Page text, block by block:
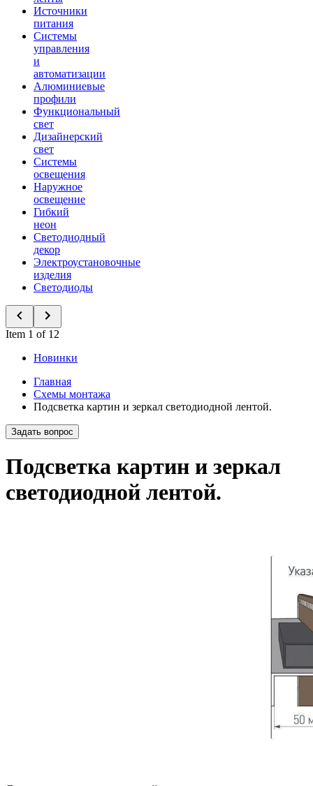
Источники
питания
Системы
управления
и
автоматизации
Алюминиевые
профили
Функциональный
свет
Дизайнерский
свет
Системы
освещения
Наружное
освещение
Гибкий
неон
Светодиодный
декор
Электроустановочные
изделия
Светодиоды
Item 1 of 12
Новинки
Главная
Схемы монтажа
Подсветка картин и зеркал светодиодной лентой.
Задать вопрос
Подсветка картин и зеркал
светодиодной лентой.